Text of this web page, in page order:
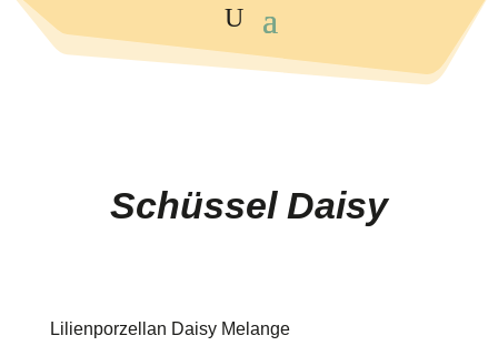
Schüssel Daisy
Lilienporzellan Daisy Melange